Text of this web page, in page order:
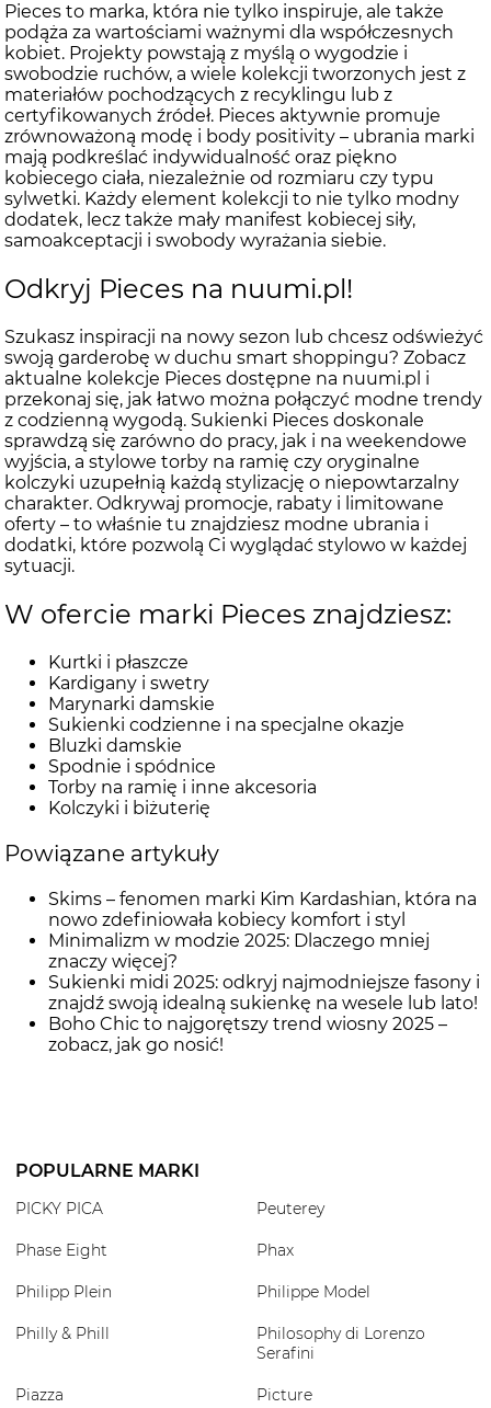
Pieces to marka, która nie tylko inspiruje, ale także
podąża za wartościami ważnymi dla współczesnych
kobiet. Projekty powstają z myślą o wygodzie i
swobodzie ruchów, a wiele kolekcji tworzonych jest z
materiałów pochodzących z recyklingu lub z
certyfikowanych źródeł. Pieces aktywnie promuje
zrównoważoną modę i body positivity – ubrania marki
mają podkreślać indywidualność oraz piękno
kobiecego ciała, niezależnie od rozmiaru czy typu
sylwetki. Każdy element kolekcji to nie tylko modny
dodatek, lecz także mały manifest kobiecej siły,
samoakceptacji i swobody wyrażania siebie.
Odkryj Pieces na nuumi.pl!
Szukasz inspiracji na nowy sezon lub chcesz odświeżyć
swoją garderobę w duchu smart shoppingu? Zobacz
aktualne kolekcje Pieces dostępne na nuumi.pl i
przekonaj się, jak łatwo można połączyć modne trendy
z codzienną wygodą. Sukienki Pieces doskonale
sprawdzą się zarówno do pracy, jak i na weekendowe
wyjścia, a stylowe torby na ramię czy oryginalne
kolczyki uzupełnią każdą stylizację o niepowtarzalny
charakter. Odkrywaj promocje, rabaty i limitowane
oferty – to właśnie tu znajdziesz modne ubrania i
dodatki, które pozwolą Ci wyglądać stylowo w każdej
sytuacji.
W ofercie marki Pieces znajdziesz:
Kurtki i płaszcze
Kardigany i swetry
Marynarki damskie
Sukienki codzienne i na specjalne okazje
Bluzki damskie
Spodnie i spódnice
Torby na ramię i inne akcesoria
Kolczyki i biżuterię
Powiązane artykuły
Skims – fenomen marki Kim Kardashian, która na
nowo zdefiniowała kobiecy komfort i styl
Minimalizm w modzie 2025: Dlaczego mniej
znaczy więcej?
Sukienki midi 2025: odkryj najmodniejsze fasony i
znajdź swoją idealną sukienkę na wesele lub lato!
Boho Chic to najgorętszy trend wiosny 2025 –
zobacz, jak go nosić!
POPULARNE MARKI
PICKY PICA Peuterey
Phase Eight Phax
Philipp Plein Philippe Model
Philly & Phill
Philosophy di Lorenzo
Serafini
Piazza Picture